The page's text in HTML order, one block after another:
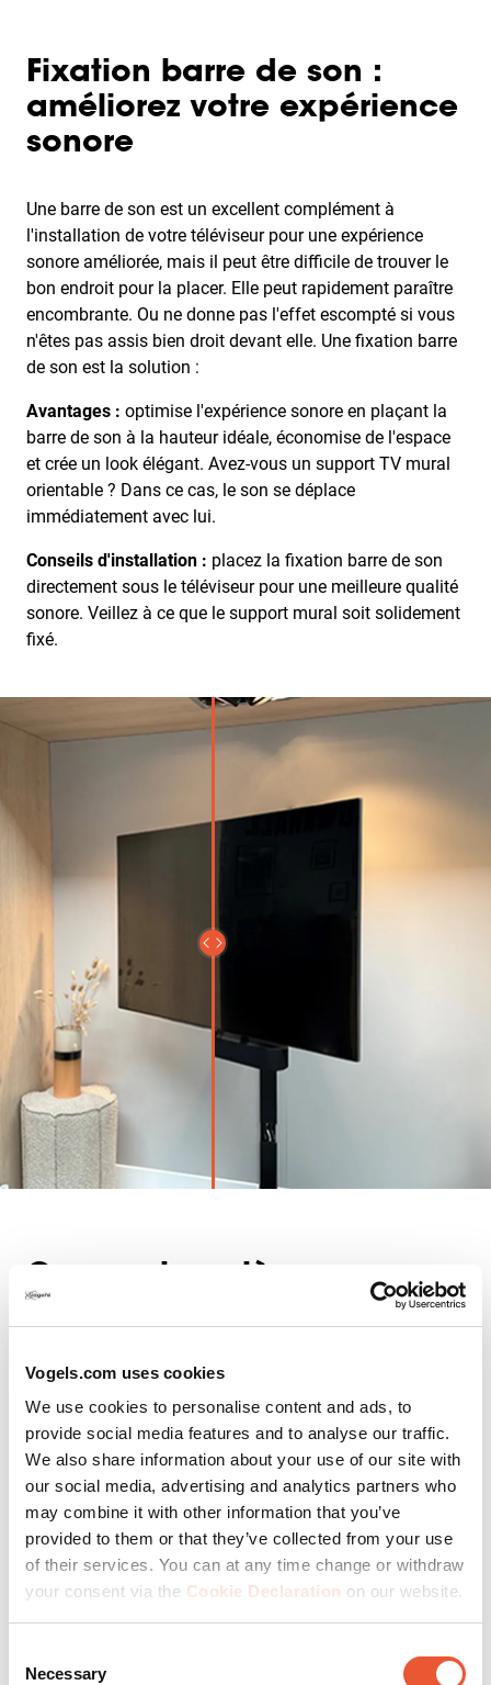
Vogels.com uses cookies
We use cookies to personalise content and ads, to
provide social media features and to analyse our traffic.
We also share information about your use of our site with
our social media, advertising and analytics partners who
may combine it with other information that you’ve
provided to them or that they’ve collected from your use
of their services. You can at any time change or withdraw
your consent via the Cookie Declaration on our website.
Selection
Necessary
Fixation barre de son :
améliorez votre expérience
sonore
Une barre de son est un excellent complément à
l'installation de votre téléviseur pour une expérience
sonore améliorée, mais il peut être difficile de trouver le
bon endroit pour la placer. Elle peut rapidement paraître
encombrante. Ou ne donne pas l'effet escompté si vous
n'êtes pas assis bien droit devant elle. Une fixation barre
de son est la solution :
Avantages : optimise l'expérience sonore en plaçant la
barre de son à la hauteur idéale, économise de l'espace
et crée un look élégant. Avez-vous un support TV mural
orientable ? Dans ce cas, le son se déplace
immédiatement avec lui.
Conseils d'installation : placez la fixation barre de son
directement sous le téléviseur pour une meilleure qualité
sonore. Veillez à ce que le support mural soit solidement
fixé.
dissimulez vos câbles avec
Ne laissez pas l'allure élégante de votre téléviseur
accroché au mur être perturbée lorsque vous le tournez
et que tous les câbles à l'arrière deviennent visibles. Un
cache arrière est un moyen simple de résoudre ce
problème :
Avantages :dissimule tous les câbles derrière le
téléviseur, crée un aspect ordonné avec un support TV
il suffit d'encliqueter le cache